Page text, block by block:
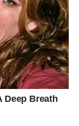
sudbina
prvo mesto
da održite mir
činili isto za